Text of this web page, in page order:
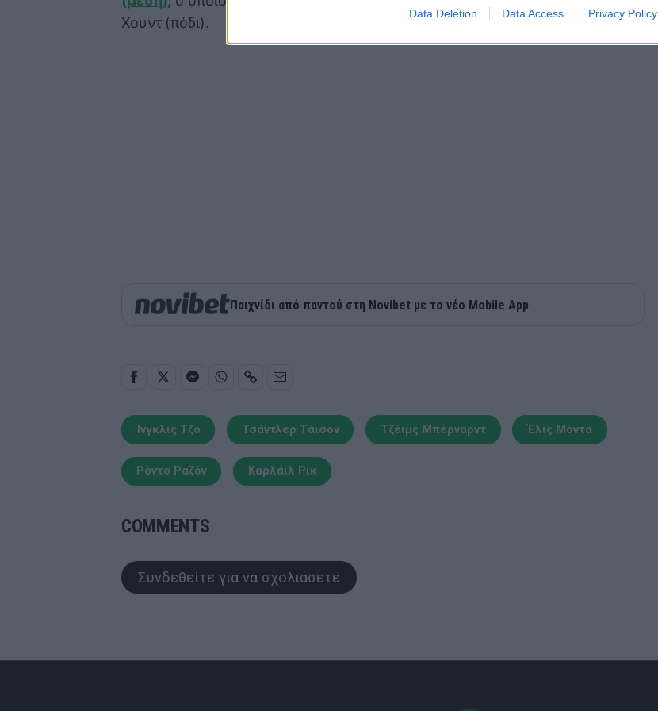
Data Deletion Data Access Privacy Policy
Χουντ (πόδι).
Παιχνίδι από παντού στη Novibet με το νέο Mobile App
Ίνγκλις Τζο Τσάντλερ Τάισον Τζέιμς Μπέρναρντ Έλις Μόντα
Ρόντο Ραζόν Καρλάιλ Ρικ
COMMENTS
Συνδεθείτε για να σχολιάσετε